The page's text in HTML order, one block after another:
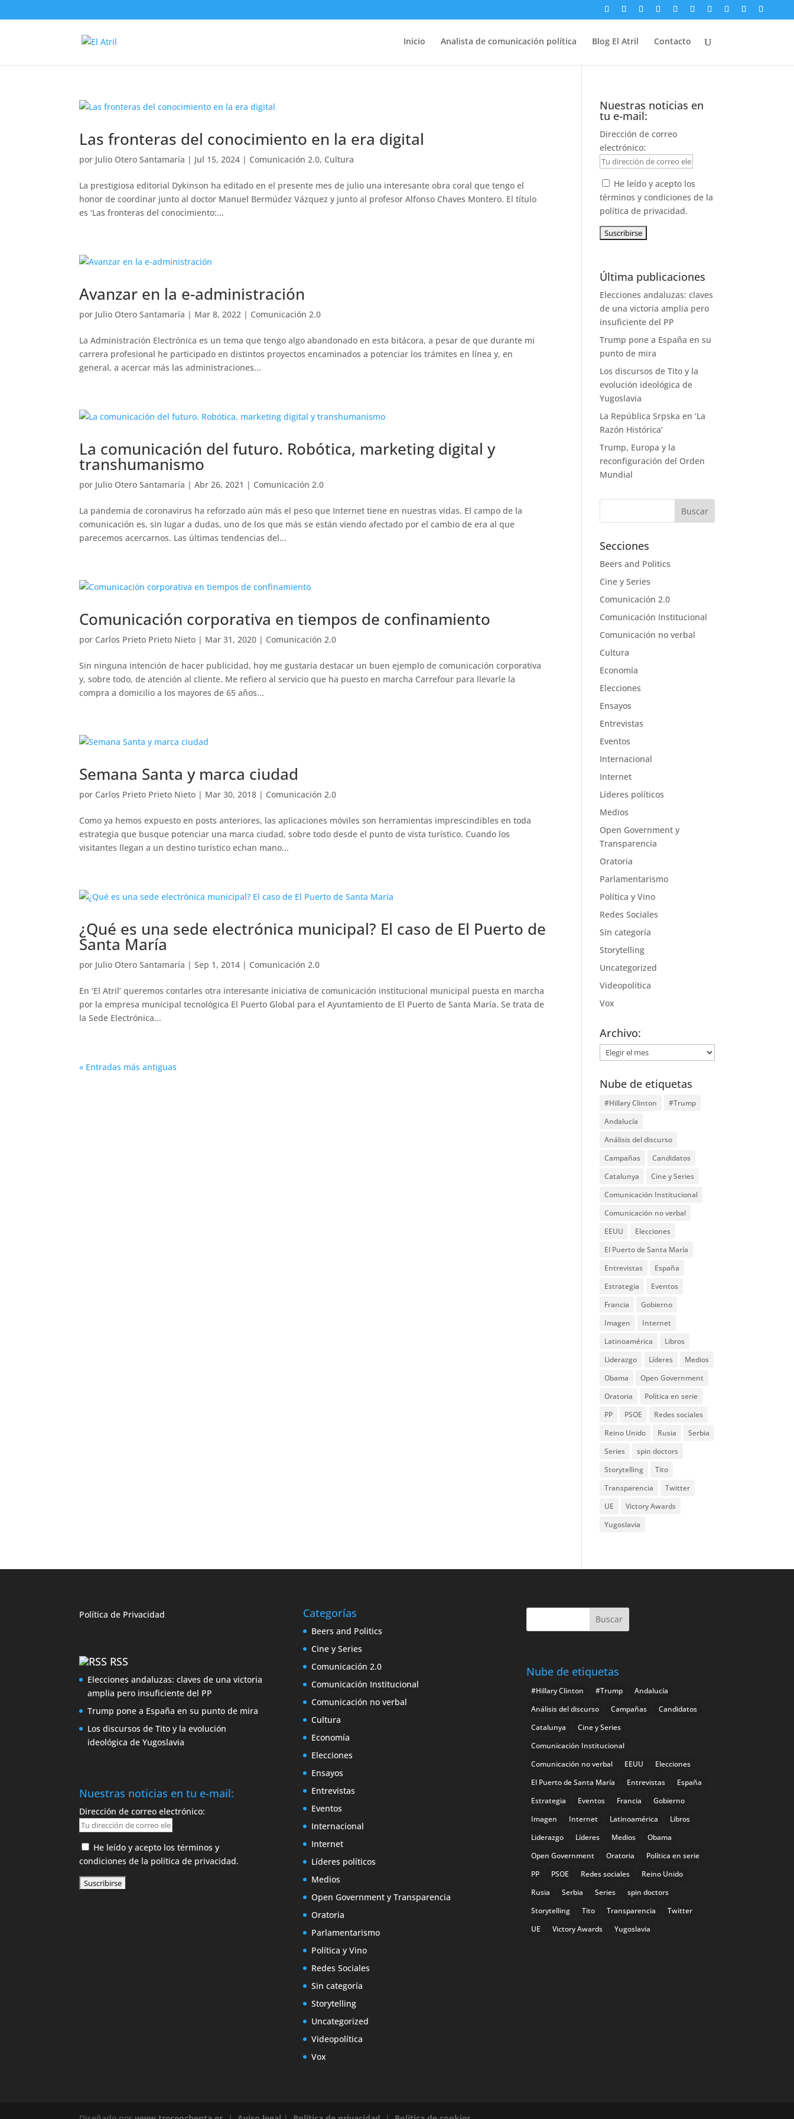
Inicio Analista de comunicación política Blog El Atril Contacto
Las fronteras del conocimiento en la era digital
por Julio Otero Santamaría | Jul 15, 2024 | Comunicación 2.0, Cultura
La prestigiosa editorial Dykinson ha editado en el presente mes de julio una interesante obra coral que tengo el
honor de coordinar junto al doctor Manuel Bermúdez Vázquez y junto al profesor Alfonso Chaves Montero. El título
es ‘Las fronteras del conocimiento:...
Avanzar en la e-administración
por Julio Otero Santamaría | Mar 8, 2022 | Comunicación 2.0
La Administración Electrónica es un tema que tengo algo abandonado en esta bitácora, a pesar de que durante mi
carrera profesional he participado en distintos proyectos encaminados a potenciar los trámites en línea y, en
general, a acercar más las administraciones...
La comunicación del futuro. Robótica, marketing digital y
transhumanismo
por Julio Otero Santamaría |Abr 26, 2021 | Comunicación 2.0
La pandemia de coronavirus ha reforzado aún más el peso que Internet tiene en nuestras vidas. El campo de la
comunicación es, sin lugar a dudas, uno de los que más se están viendo afectado por el cambio de era al que
parecemos acercarnos. Las últimas tendencias del...
Comunicación corporativa en tiempos de confinamiento
por Carlos Prieto Prieto Nieto | Mar 31, 2020 | Comunicación 2.0
Sin ninguna intención de hacer publicidad, hoy me gustaría destacar un buen ejemplo de comunicación corporativa
y, sobre todo, de atención al cliente. Me refiero al servicio que ha puesto en marcha Carrefour para llevarle la
compra a domicilio a los mayores de 65 años...
Semana Santa y marca ciudad
por Carlos Prieto Prieto Nieto | Mar 30, 2018 | Comunicación 2.0
Como ya hemos expuesto en posts anteriores, las aplicaciones móviles son herramientas imprescindibles en toda
estrategia que busque potenciar una marca ciudad, sobre todo desde el punto de vista turístico. Cuando los
visitantes llegan a un destino turístico echan mano...
¿Qué es una sede electrónica municipal? El caso de El Puerto de
Santa María
por Julio Otero Santamaría |Sep 1, 2014 | Comunicación 2.0
En ‘El Atril’ queremos contarles otra interesante iniciativa de comunicación institucional municipal puesta en marcha
por la empresa municipal tecnológica El Puerto Global para el Ayuntamiento de El Puerto de Santa María. Se trata de
la Sede Electrónica...
« Entradas más antiguas
Nuestras noticias en
tu e-mail:
Dirección de correo
electrónico:
He leído y acepto los
términos y condiciones de la
política de privacidad.
Última publicaciones
Elecciones andaluzas: claves
de una victoria amplia pero
insuficiente del PP
Trump pone a España en su
punto de mira
Los discursos de Tito y la
evolución ideológica de
Yugoslavia
La República Srpska en ‘La
Razón Histórica’
Trump, Europa y la
reconfiguración del Orden
Mundial
Secciones
Beers and Politics
Cine y Series
Comunicación 2.0
Comunicación Institucional
Comunicación no verbal
Cultura
Economía
Elecciones
Ensayos
Entrevistas
Eventos
Internacional
Internet
Líderes políticos
Medios
Open Government y
Transparencia
Oratoria
Parlamentarismo
Política y Vino
Redes Sociales
Sin categoría
Storytelling
Uncategorized
Videopolítica
Vox
Archivo:
Archivo:
Nube de etiquetas
#Hillary Clinton
#Trump
Andalucía
Análisis del discurso
Campañas
Candidatos
Catalunya
Cine y Series
Comunicación Institucional
Comunicación no verbal
EEUU
Elecciones
El Puerto de Santa María
Entrevistas
España
Estrategia
Eventos
Francia
Gobierno
Imagen
Internet
Latinoamérica
Libros
Liderazgo
Líderes
Medios
Obama
Open Government
Oratoria
Política en serie
PP
PSOE
Redes sociales
Reino Unido
Rusia
Serbia
Series
spin doctors
Storytelling
Tito
Transparencia
Twitter
UE
Victory Awards
Yugoslavia
Política de Privacidad
RSS
Elecciones andaluzas: claves de una victoria
amplia pero insuficiente del PP
Trump pone a España en su punto de mira
Los discursos de Tito y la evolución
ideológica de Yugoslavia
Nuestras noticias en tu e-mail:
Dirección de correo electrónico:
He leído y acepto los términos y
condiciones de la política de privacidad.
Categorías
Beers and Politics
Cine y Series
Comunicación 2.0
Comunicación Institucional
Comunicación no verbal
Cultura
Economía
Elecciones
Ensayos
Entrevistas
Eventos
Internacional
Internet
Líderes políticos
Medios
Open Government y Transparencia
Oratoria
Parlamentarismo
Política y Vino
Redes Sociales
Sin categoría
Storytelling
Uncategorized
Videopolítica
Vox
Nube de etiquetas
#Hillary Clinton #Trump
Andalucía
Análisis del discurso
Campañas
Candidatos
Catalunya
Cine y Series
Comunicación Institucional
Comunicación no verbal
EEUU
Elecciones
El Puerto de Santa María
Entrevistas
España
Estrategia
Eventos Francia
Gobierno
Imagen
Internet Latinoamérica
Libros
Liderazgo
Líderes Medios
Obama
Open Government
Oratoria
Política en serie
PP
PSOE Redes sociales
Reino Unido
Rusia
Serbia Series
spin doctors
Storytelling
Tito Transparencia
Twitter
UE
Victory Awards Yugoslavia